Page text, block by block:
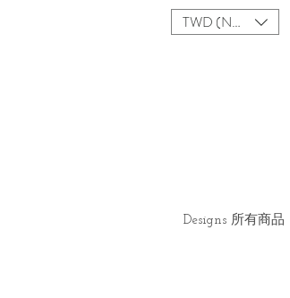
TWD (NT$)
Designs 所有商品